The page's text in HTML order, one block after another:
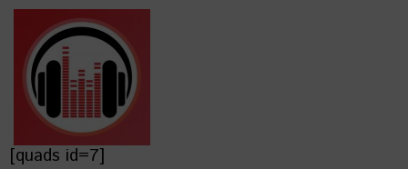
[quads id=7]